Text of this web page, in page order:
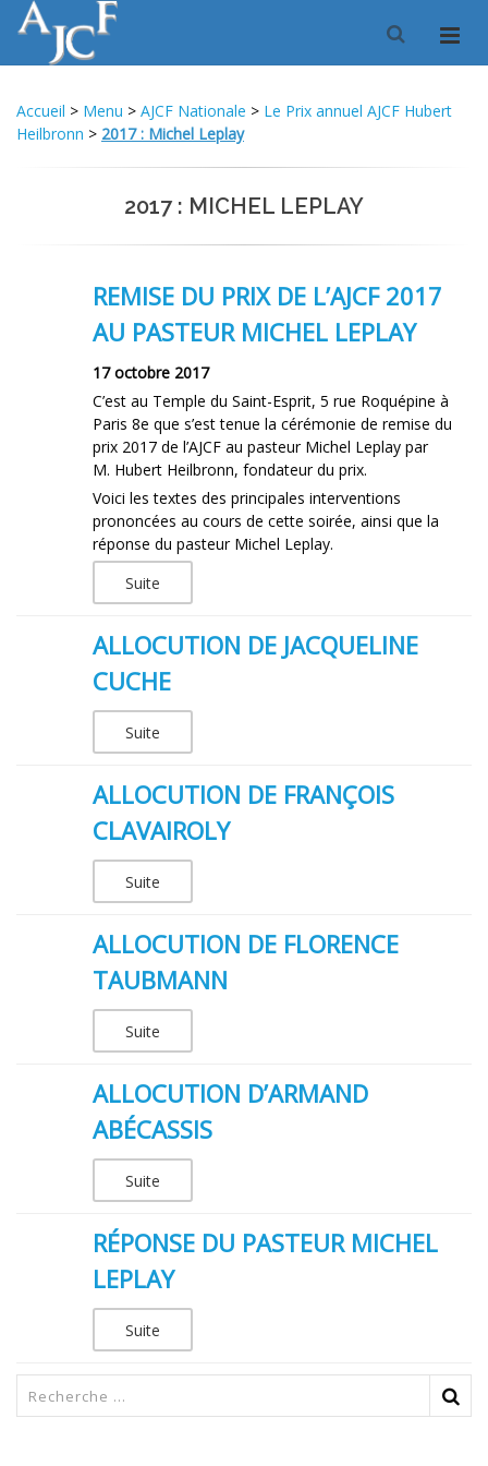
Accueil > Menu > AJCF Nationale > Le Prix annuel AJCF Hubert
Heilbronn > 2017 : Michel Leplay
2017 : MICHEL LEPLAY
REMISE DU PRIX DE L’AJCF 2017
AU PASTEUR MICHEL LEPLAY
17 octobre 2017
C’est au Temple du Saint-Esprit, 5 rue Roquépine à
Paris 8e que s’est tenue la cérémonie de remise du
prix 2017 de l’AJCF au pasteur Michel Leplay par
M. Hubert Heilbronn, fondateur du prix.
Voici les textes des principales interventions
prononcées au cours de cette soirée, ainsi que la
réponse du pasteur Michel Leplay.
Suite
ALLOCUTION DE JACQUELINE
CUCHE
Suite
ALLOCUTION DE FRANÇOIS
CLAVAIROLY
Suite
ALLOCUTION DE FLORENCE
TAUBMANN
Suite
ALLOCUTION D’ARMAND
ABÉCASSIS
Suite
RÉPONSE DU PASTEUR MICHEL
LEPLAY
Suite